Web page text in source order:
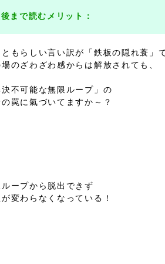
まで読むメリット：
ともらしい言い訳が「鉄板の隠れ蓑」
のざわざわ感からは解放されても、
不可能な無限ループ」の
罠に氣づいてますか～？
ループから脱出できず
変わらなくなっている！